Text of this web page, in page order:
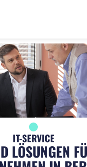
IT-SERVICE
LÖSUNGEN